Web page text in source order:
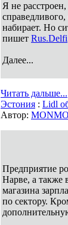
Я не
набирает. Но
пишет Rus.Delfi
Далее...
Читать дальше...
Эстония : Lidl
Автор:
Предприятие
Нарве, а также
магазина
по сектору.